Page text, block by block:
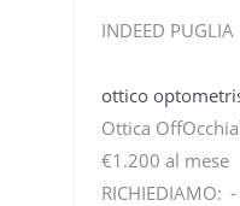
INDEED PUGLIA
ottico
Ottica
€1.200 al mese